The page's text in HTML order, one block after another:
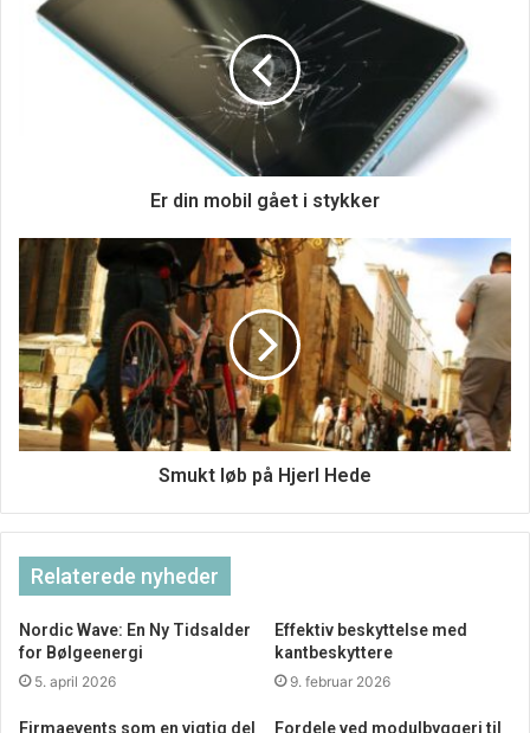
Sikkerheden på SER Hegns trapper og ramper er altid i
top, og derfor er alle trinene udført i skridsikre materialer.
Du kan frit vælge, om der skal være gelænder i begge
sider, eller om du kun ønsker det i den ene side.
Under trappen monteres der varmgalvaniserede plader,
trappen. Dermed er du også sikret minimal
vedligeholdelse.
Trappernes og rampernes ben er udført i firkantet jern
med fodplader, der nedgraves på eventuelle skråninger og
over grøfter. Det gøres der for at sikre en høj, vedvarende
stabilitet og sikkerhed.
Er din mobil gået i stykker
Smukt løb på Hjerl Hede
Relaterede nyheder
Nordic Wave: En Ny Tidsalder
for Bølgeenergi
5. april 2026
Effektiv beskyttelse med
kantbeskyttere
9. februar 2026
Firmaevents som en vigtig del Fordele ved modulbyggeri til